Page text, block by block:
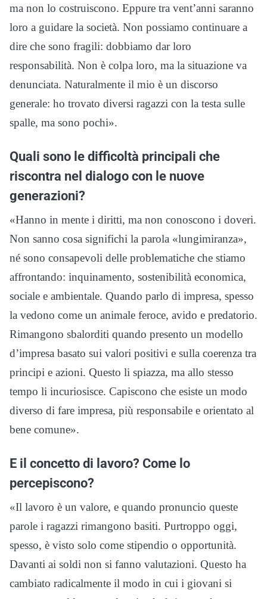
ma non lo costruiscono. Eppure tra vent’anni saranno
loro a guidare la società. Non possiamo continuare a
dire che sono fragili: dobbiamo dar loro
responsabilità. Non è colpa loro, ma la situazione va
denunciata. Naturalmente il mio è un discorso
generale: ho trovato diversi ragazzi con la testa sulle
spalle, ma sono pochi».
Quali sono le difficoltà principali che
riscontra nel dialogo con le nuove
generazioni?
«Hanno in mente i diritti, ma non conoscono i doveri.
Non sanno cosa significhi la parola «lungimiranza»,
né sono consapevoli delle problematiche che stiamo
affrontando: inquinamento, sostenibilità economica,
sociale e ambientale. Quando parlo di impresa, spesso
la vedono come un animale feroce, avido e predatorio.
Rimangono sbalorditi quando presento un modello
d’impresa basato sui valori positivi e sulla coerenza tra
principi e azioni. Questo li spiazza, ma allo stesso
tempo li incuriosisce. Capiscono che esiste un modo
diverso di fare impresa, più responsabile e orientato al
bene comune».
E il concetto di lavoro? Come lo
percepiscono?
«Il lavoro è un valore, e quando pronuncio queste
parole i ragazzi rimangono basiti. Purtroppo oggi,
spesso, è visto solo come stipendio o opportunità.
Davanti ai soldi non si fanno valutazioni. Questo ha
cambiato radicalmente il modo in cui i giovani si